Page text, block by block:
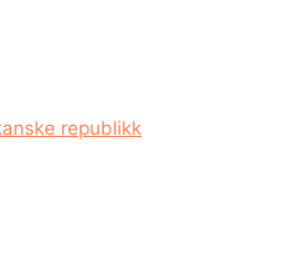
republikk